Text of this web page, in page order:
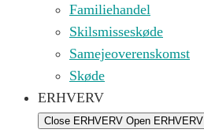
Familiehandel
Skilsmisseskøde
Samejeoverenskomst
Skøde
ERHVERV
Close ERHVERV Open ERHVERV